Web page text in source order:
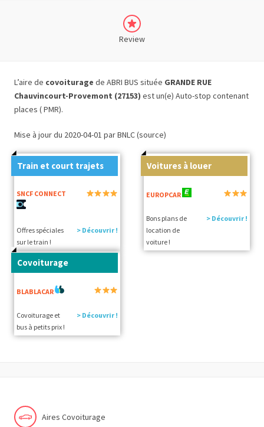
Review
L’aire de covoiturage de ABRI BUS située GRANDE RUE
Chauvincourt-Provemont (27153) est un(e) Auto-stop contenant
places ( PMR).
Mise à jour du 2020-04-01 par BNLC (source)
Train et court trajets
SNCF CONNECT
Offres spéciales
sur le train !
> Découvrir !
Voitures à louer
EUROPCAR
Bons plans de
location de
voiture !
> Découvrir !
Covoiturage
BLABLACAR
Covoiturage et
bus à petits prix !
> Découvrir !
Aires Covoiturage